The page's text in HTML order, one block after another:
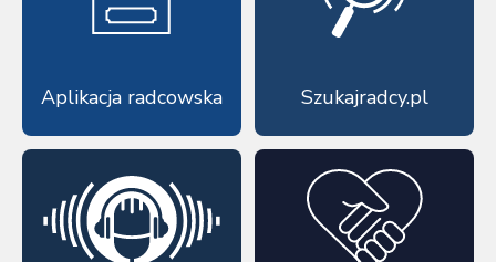
Aplikacja radcowska Szukajradcy.pl